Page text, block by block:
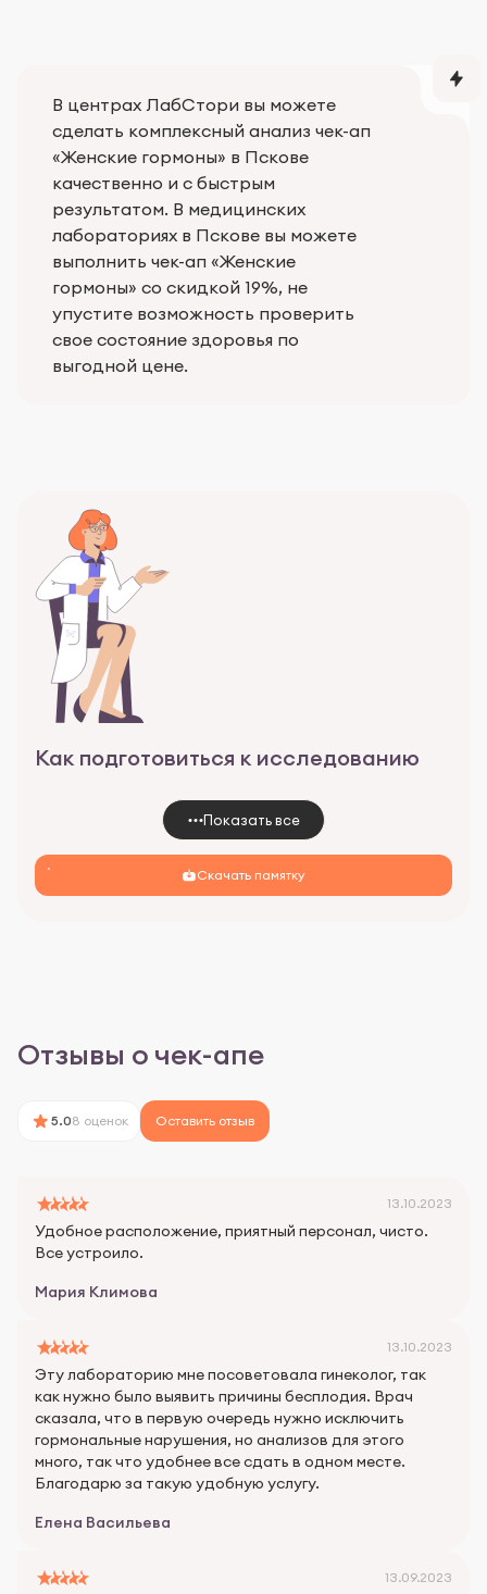
В центрах ЛабСтори вы можете
сделать комплексный анализ чек-ап
«Женские гормоны» в Пскове
качественно и с быстрым
результатом. В медицинских
лабораториях в Пскове вы можете
выполнить чек-ап «Женские
гормоны» со скидкой 19%, не
упустите возможность проверить
свое состояние здоровья по
выгодной цене.
Как подготовиться к исследованию
Показать все
Скачать памятку
Отзывы о чек-апе
5.08 оценок Оставить отзыв
13.10.2023
Удобное расположение, приятный персонал, чисто.
Все устроило.
Мария Климова
13.10.2023
Эту лабораторию мне посоветовала гинеколог, так
как нужно было выявить причины бесплодия. Врач
сказала, что в первую очередь нужно исключить
гормональные нарушения, но анализов для этого
много, так что удобнее все сдать в одном месте.
Благодарю за такую удобную услугу.
Елена Васильева
13.09.2023